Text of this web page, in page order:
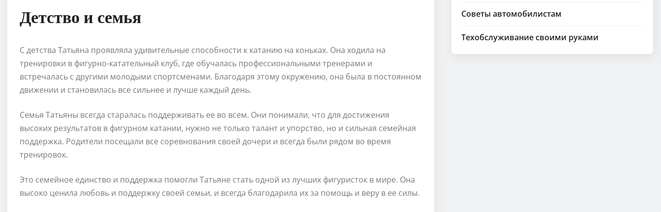
Детство и семья
С детства Татьяна проявляла удивительные способности к катанию на коньках. Она ходила на
тренировки в фигурно-катательный клуб, где обучалась профессиональными тренерами и
встречалась с другими молодыми спортсменами. Благодаря этому окружению, она была в постоянном
движении и становилась все сильнее и лучше каждый день.
Семья Татьяны всегда старалась поддерживать ее во всем. Они понимали, что для достижения
высоких результатов в фигурном катании, нужно не только талант и упорство, но и сильная семейная
поддержка. Родители посещали все соревнования своей дочери и всегда были рядом во время
тренировок.
Это семейное единство и поддержка помогли Татьяне стать одной из лучших фигуристок в мире. Она
высоко ценила любовь и поддержку своей семьи, и всегда благодарила их за помощь и веру в ее силы.
Советы автомобилистам
Техобслуживание своими руками